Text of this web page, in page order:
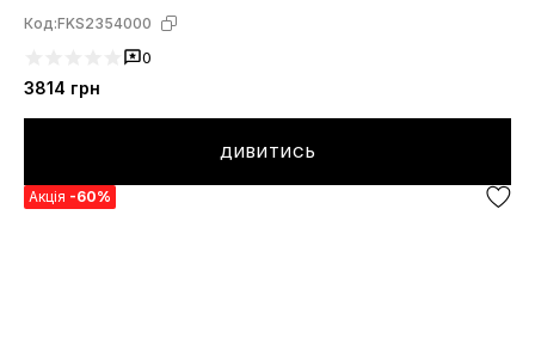
Код:FKS2354000
0
3814 грн
ДИВИТИСЬ
Акція -60%